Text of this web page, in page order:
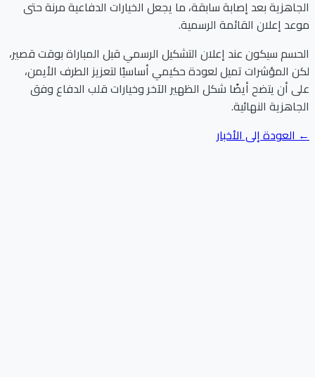
الجاهزية بعد إصابة سابقة، ما يجعل الخيارات الدفاعية مرنة حتى
موعد إعلان القائمة الرسمية.
الحسم سيكون عند إعلان التشكيل الرسمي قبل المباراة بوقت قصير،
لكن المؤشرات تميل لعودة حكيمي أساسيًا لتعزيز الطرف الأيمن،
على أن يتضح أيضًا شكل الظهير الآخر وخيارات قلب الدفاع وفق
الجاهزية النهائية.
← العودة إلى الأخبار